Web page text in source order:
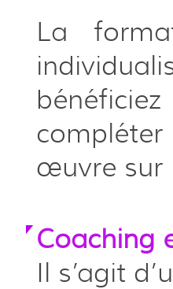
La
œuvre sur
Coaching
Il s’agit